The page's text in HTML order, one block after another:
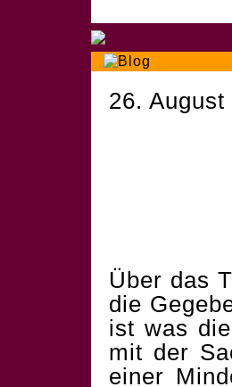
26. August
Über das
die
ist was
mit der
einer